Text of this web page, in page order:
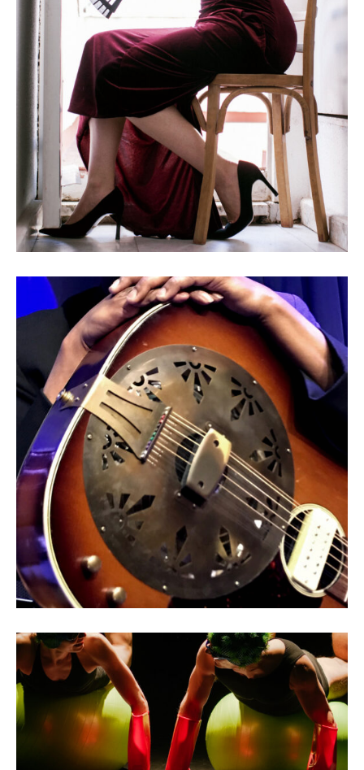
Ensemble Aedes & Rocío Márquez
Eric Bibb